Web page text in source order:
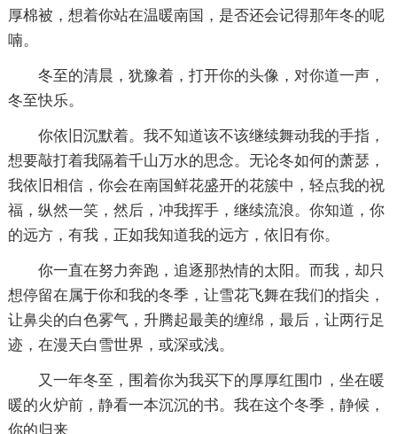
厚棉被，想着你站在温暖南国，是否还会记得那年冬的呢
喃。
冬至的清晨，犹豫着，打开你的头像，对你道一声，
冬至快乐。
你依旧沉默着。我不知道该不该继续舞动我的手指，
想要敲打着我隔着千山万水的思念。无论冬如何的萧瑟，
我依旧相信，你会在南国鲜花盛开的花簇中，轻点我的祝
福，纵然一笑，然后，冲我挥手，继续流浪。你知道，你
的远方，有我，正如我知道我的远方，依旧有你。
你一直在努力奔跑，追逐那热情的太阳。而我，却只
想停留在属于你和我的冬季，让雪花飞舞在我们的指尖，
让鼻尖的白色雾气，升腾起最美的缠绵，最后，让两行足
迹，在漫天白雪世界，或深或浅。
又一年冬至，围着你为我买下的厚厚红围巾，坐在暖
暖的火炉前，静看一本沉沉的书。我在这个冬季，静候，
你的归来